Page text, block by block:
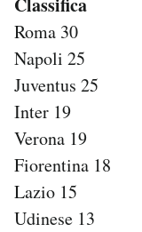
Roma 30
Napoli 25
Juventus 25
Inter 19
Verona 19
Fiorentina 18
Lazio 15
Udinese 13